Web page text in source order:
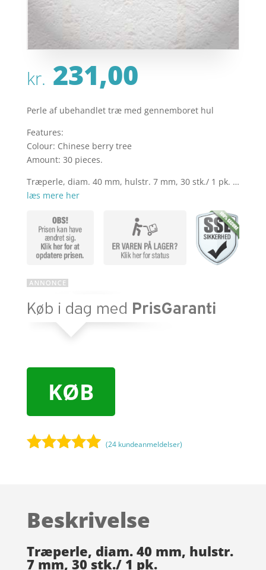
kr. 231,00
Perle af ubehandlet træ med gennemboret hul
Features:
Colour: Chinese berry tree
Amount: 30 pieces.
Træperle, diam. 40 mm, hulstr. 7 mm, 30 stk./ 1 pk. …
læs mere her
KØB
kundebedøm
(24 kundeanmeldelser)
Beskrivelse
Træperle, diam. 40 mm, hulstr.
7 mm, 30 stk./ 1 pk.